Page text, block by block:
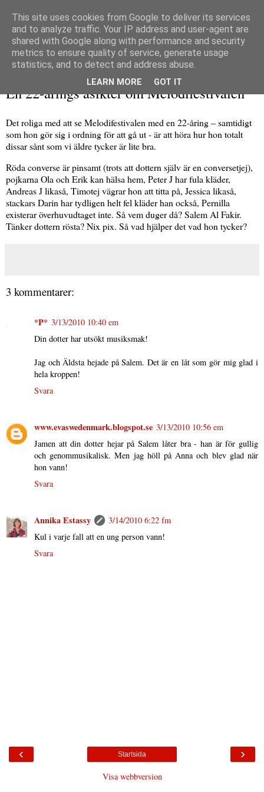
En 22-årings åsikter om Melodifestivalen
Det roliga med att se Melodifestivalen med en 22-åring – samtidigt
som hon gör sig i ordning för att gå ut - är att höra hur hon totalt
dissar sånt som vi äldre tycker är lite bra.
Röda converse är pinsamt (trots att dottern själv är en conversetjej),
pojkarna Ola och Erik kan hälsa hem, Peter J har fula kläder,
Andreas J likaså, Timotej vägrar hon att titta på, Jessica likaså,
stackars Darin har tydligen helt fel kläder han också, Pernilla
existerar överhuvudtaget inte. Så vem duger då? Salem Al Fakir.
Tänker dottern rösta? Nix pix. Så vad hjälper det vad hon tycker?
3 kommentarer:
*P* 3/13/2010 10:40 em
Din dotter har utsökt musiksmak!
Jag och Äldsta hejade på Salem. Det är en låt som gör mig glad i
hela kroppen!
Svara
www.evaswedenmark.blogspot.se 3/13/2010 10:56 em
Jamen att din dotter hejar på Salem låter bra - han är för gullig
och genommusikalisk. Men jag höll på Anna och blev glad när
hon vann!
Svara
Annika Estassy
3/14/2010 6:22 fm
Kul i varje fall att en ung person vann!
Svara
‹ ›
Startsida
Visa webbversion
This site uses cookies from Google to deliver its services
and to analyze traffic. Your IP address and user-agent are
shared with Google along with performance and security
metrics to ensure quality of service, generate usage
statistics, and to detect and address abuse.
LEARN MORE GOT IT